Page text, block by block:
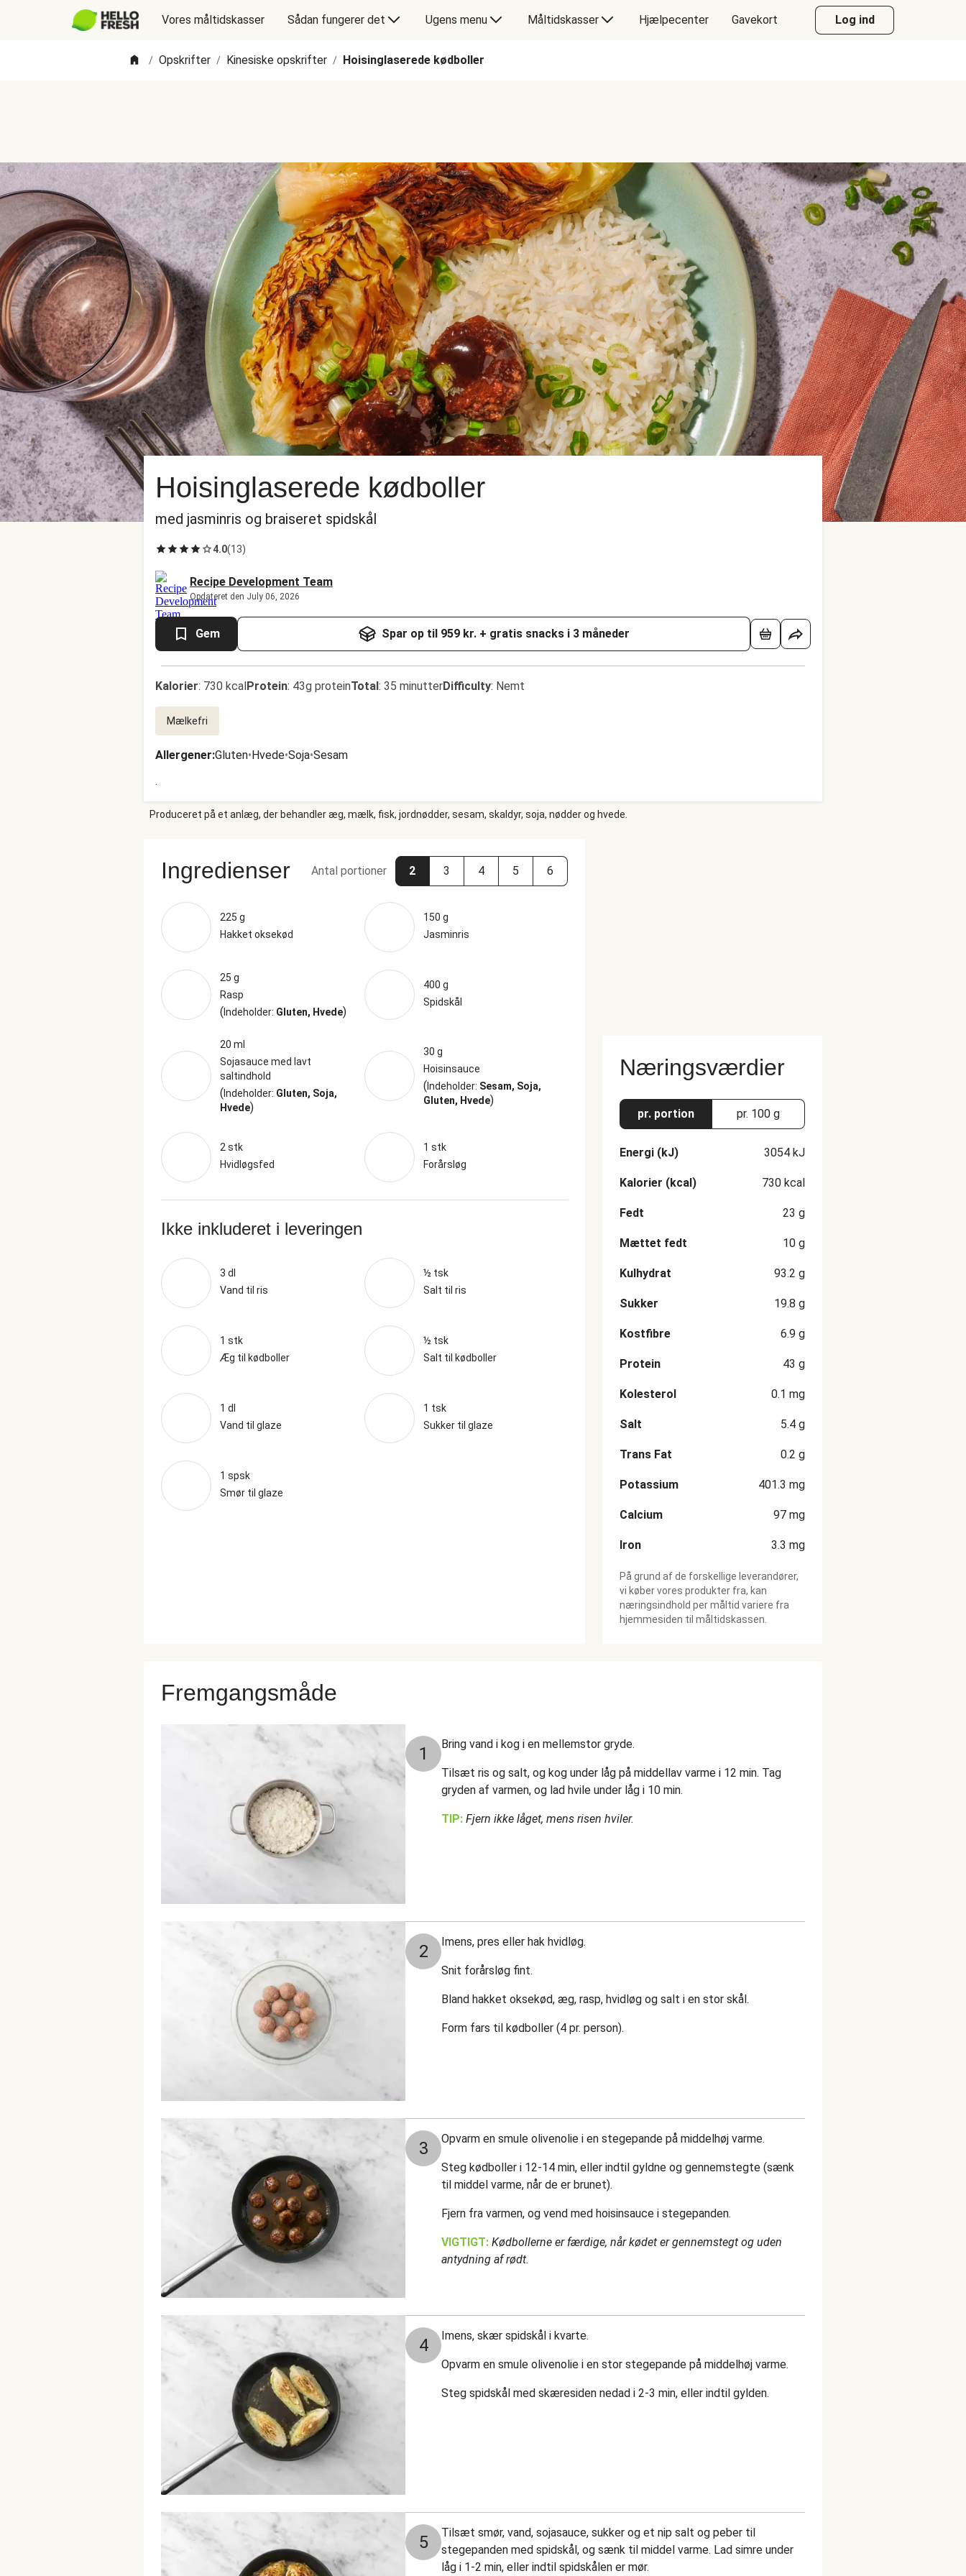
Vores måltidskasser Sådan fungerer det Ugens menu Måltidskasser Hjælpecenter Gavekort Log ind
/ Opskrifter / Kinesiske opskrifter / Hoisinglaserede kødboller
Hoisinglaserede kødboller
med jasminris og braiseret spidskål
4.0(13)
Recipe Development Team
Opdateret den July 06, 2026
Gem Spar op til 959 kr. + gratis snacks i 3 måneder
Kalorier: 730 kcalProtein: 43g proteinTotal: 35 minutterDifficulty: Nemt
Mælkefri
Allergener:Gluten•Hvede•Soja•Sesam
.
Produceret på et anlæg, der behandler æg, mælk, fisk, jordnødder, sesam, skaldyr, soja, nødder og hvede.
Ingredienser Antal portioner 2 3 4 5 6
225 g
Hakket oksekød
150 g
Jasminris
25 g
Rasp
(Indeholder: Gluten, Hvede)
400 g
Spidskål
20 ml
Sojasauce med lavt
saltindhold
(Indeholder: Gluten, Soja,
Hvede)
30 g
Hoisinsauce
(Indeholder: Sesam, Soja,
Gluten, Hvede)
2 stk
Hvidløgsfed
1 stk
Forårsløg
Ikke inkluderet i leveringen
3 dl
Vand til ris
½ tsk
Salt til ris
1 stk
Æg til kødboller
½ tsk
Salt til kødboller
1 dl
Vand til glaze
1 tsk
Sukker til glaze
1 spsk
Smør til glaze
Næringsværdier
pr. portion pr. 100 g
Energi (kJ) 3054 kJ
Kalorier (kcal) 730 kcal
Fedt 23 g
Mættet fedt 10 g
Kulhydrat 93.2 g
Sukker 19.8 g
Kostfibre 6.9 g
Protein 43 g
Kolesterol 0.1 mg
Salt 5.4 g
Trans Fat 0.2 g
Potassium 401.3 mg
Calcium 97 mg
Iron 3.3 mg
På grund af de forskellige leverandører,
vi køber vores produkter fra, kan
næringsindhold per måltid variere fra
hjemmesiden til måltidskassen.
Fremgangsmåde
1 Bring vand i kog i en mellemstor gryde.
Tilsæt ris og salt, og kog under låg på middellav varme i 12 min. Tag
gryden af varmen, og lad hvile under låg i 10 min.
TIP: Fjern ikke låget, mens risen hviler.
2 Imens, pres eller hak hvidløg.
Snit forårsløg fint.
Bland hakket oksekød, æg, rasp, hvidløg og salt i en stor skål.
Form fars til kødboller (4 pr. person).
3 Opvarm en smule olivenolie i en stegepande på middelhøj varme.
Steg kødboller i 12-14 min, eller indtil gyldne og gennemstegte (sænk
til middel varme, når de er brunet).
Fjern fra varmen, og vend med hoisinsauce i stegepanden.
VIGTIGT: Kødbollerne er færdige, når kødet er gennemstegt og uden
antydning af rødt.
4 Imens, skær spidskål i kvarte.
Opvarm en smule olivenolie i en stor stegepande på middelhøj varme.
Steg spidskål med skæresiden nedad i 2-3 min, eller indtil gylden.
5
Tilsæt smør, vand, sojasauce, sukker og et nip salt og peber til
stegepanden med spidskål, og sænk til middel varme. Lad simre under
låg i 1-2 min, eller indtil spidskålen er mør.